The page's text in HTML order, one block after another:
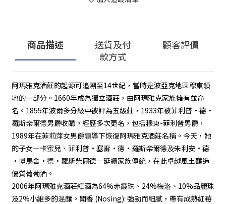
商品描述
送貨及付
款方式
顧客評價
阿瑪雅克酒莊的起源可追溯至14世紀，當時是波亞克地區穆東領
地的一部分。1660年成為獨立酒莊，由阿瑪雅克家族擁有並命
名。1855年波爾多分級中被評為五級莊，1933年被菲利普·德·
羅斯柴爾德男爵收購。經歷多次更名，包括穆東-菲利普男爵，
1989年在菲莉萍女男爵領導下恢復阿瑪雅克酒莊名稱。今天，她
的子女—卡蜜兒、菲利普·塞雷·德·羅斯柴爾德及朱利安·德
·博馬舍·德·羅斯柴爾德—延續家族傳統，在此卓越風土釀造
優質葡萄酒。
2006年阿瑪雅克酒莊紅酒為64%赤霞珠、24%梅洛、10%品麗珠
及2%小維多的混釀。聞香 (Nosing): 強勁而細膩，帶有成熟紅莓